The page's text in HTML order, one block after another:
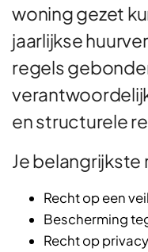
woning gezet
jaarlijkse
regels
en structurele
Je belangrijkste
Recht op een
Bescherming
Recht op